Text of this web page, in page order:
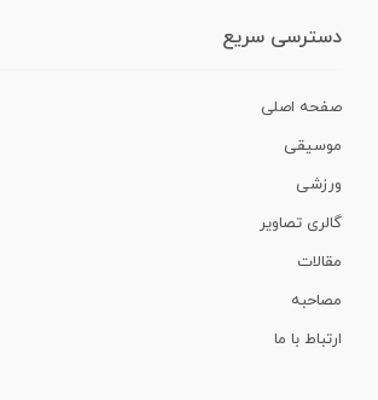
دسترسی سریع
صفحه اصلی
موسیقی
ورزشی
گالری تصاویر
مقالات
مصاحبه
ارتباط با ما